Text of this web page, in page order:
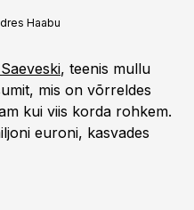
Haabu
, teenis mullu
mis on võrreldes
kui viis korda rohkem.
euroni, kasvades